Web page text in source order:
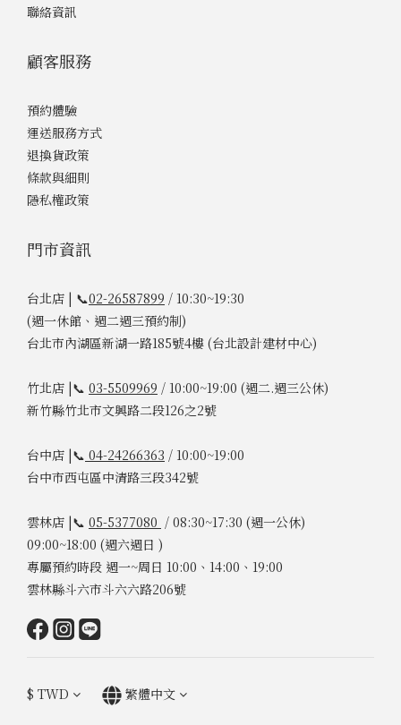
聯絡資訊
顧客服務
預約體驗
運送服務方式
退換貨政策
條款與細則
隱私權政策
門市資訊
台北店 | 📞02-26587899 / 10:30~19:30
(週一休館、週二週三預約制)
台北市內湖區新湖一路185號4樓 (台北設計建材中心)
竹北店 |📞 03-5509969 / 10:00~19:00 (週二.週三公休)
新竹縣竹北市文興路二段126之2號
台中店 |📞 04-24266363 / 10:00~19:00
台中市西屯區中清路三段342號
雲林店 |📞 05-5377080 / 08:30~17:30 (週一公休)
09:00~18:00 (週六週日 )
專屬預約時段 週一~周日 10:00、14:00、19:00
雲林縣斗六市斗六六路206號
$ TWD 繁體中文